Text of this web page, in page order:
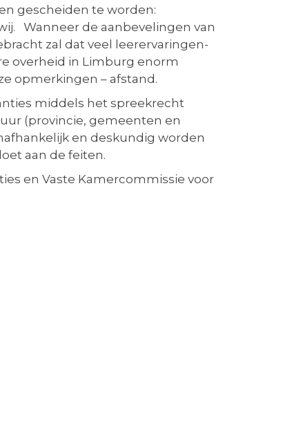
gescheiden te worden:
Wanneer de aanbevelingen van
zal dat veel leerervaringen-
overheid in Limburg enorm
opmerkingen – afstand.
middels het spreekrecht
(provincie, gemeenten en
en deskundig worden
aan de feiten.
en Vaste Kamercommissie voor